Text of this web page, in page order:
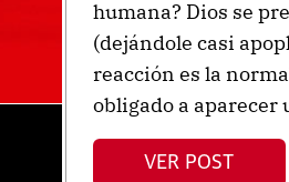
humana? Dios se
(dejándole casi
reacción es la
obligado a aparecer
VER POST